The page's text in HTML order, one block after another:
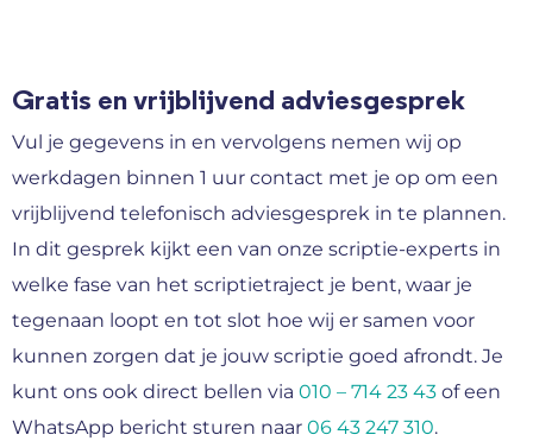
Gratis en vrijblijvend adviesgesprek
Vul je gegevens in en vervolgens nemen wij op
werkdagen binnen 1 uur contact met je op om een
vrijblijvend telefonisch adviesgesprek in te plannen.
In dit gesprek kijkt een van onze scriptie-experts in
welke fase van het scriptietraject je bent, waar je
tegenaan loopt en tot slot hoe wij er samen voor
kunnen zorgen dat je jouw scriptie goed afrondt. Je
kunt ons ook direct bellen via 010 – 714 23 43 of een
WhatsApp bericht sturen naar 06 43 247 310.